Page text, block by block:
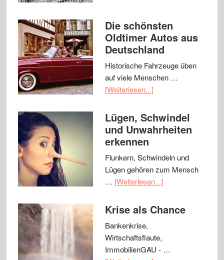
Die schönsten
Oldtimer Autos aus
Deutschland
Historische Fahrzeuge üben
auf viele Menschen …
[Weiterlesen...]
Lügen, Schwindel
und Unwahrheiten
erkennen
Flunkern, Schwindeln und
Lügen gehören zum Mensch
… [Weiterlesen...]
Krise als Chance
Bankenkrise,
Wirtschaftsflaute,
ImmobilienGAU - …